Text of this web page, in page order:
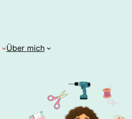
Über mich